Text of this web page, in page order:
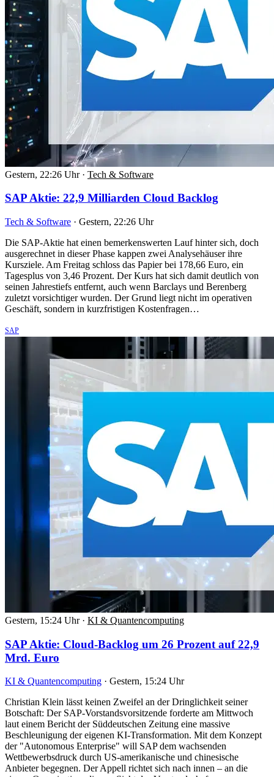
Gestern, 22:26 Uhr · Tech & Software
SAP Aktie: 22,9 Milliarden Cloud Backlog
Tech & Software · Gestern, 22:26 Uhr
Die SAP-Aktie hat einen bemerkenswerten Lauf hinter sich, doch
ausgerechnet in dieser Phase kappen zwei Analysehäuser ihre
Kursziele. Am Freitag schloss das Papier bei 178,66 Euro, ein
Tagesplus von 3,46 Prozent. Der Kurs hat sich damit deutlich von
seinen Jahrestiefs entfernt, auch wenn Barclays und Berenberg
zuletzt vorsichtiger wurden. Der Grund liegt nicht im operativen
Geschäft, sondern in kurzfristigen Kostenfragen…
SAP
Gestern, 15:24 Uhr · KI & Quantencomputing
SAP Aktie: Cloud-Backlog um 26 Prozent auf 22,9
Mrd. Euro
KI & Quantencomputing · Gestern, 15:24 Uhr
Christian Klein lässt keinen Zweifel an der Dringlichkeit seiner
Botschaft: Der SAP-Vorstandsvorsitzende forderte am Mittwoch
laut einem Bericht der Süddeutschen Zeitung eine massive
Beschleunigung der eigenen KI-Transformation. Mit dem Konzept
der "Autonomous Enterprise" will SAP dem wachsenden
Wettbewerbsdruck durch US-amerikanische und chinesische
Anbieter begegnen. Der Appell richtet sich nach innen – an die